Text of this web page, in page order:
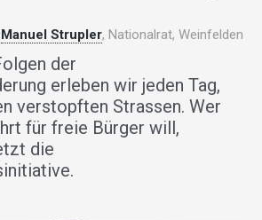
Manuel Strupler, Nationalrat, Weinfelden
der
erleben wir jeden Tag,
verstopften Strassen. Wer
für freie Bürger will,
die